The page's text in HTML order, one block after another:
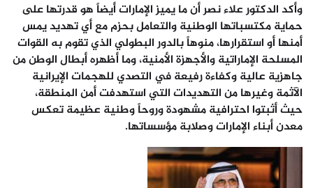
وأكد الدكتور علاء نصر أن ما يميز الإمارات أيضاً هو قدرتها على
حماية مكتسباتها الوطنية والتعامل بحزم مع أي تهديد يمس
أمنها أو استقرارها، منوهاً بالدور البطولي الذي تقوم به القوات
المسلحة الإماراتية والأجهزة الأمنية، وما أظهره أبطال الوطن من
جاهزية عالية وكفاءة رفيعة في التصدي للهجمات الإيرانية
الآثمة وغيرها من التهديدات التي استهدفت أمن المنطقة،
حيث أثبتوا احترافية مشهودة وروحاً وطنية عظيمة تعكس
معدن أبناء الإمارات وصلابة مؤسساتها.